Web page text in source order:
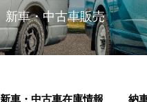
新車・中古車販売
新車・中古車在庫情報 納